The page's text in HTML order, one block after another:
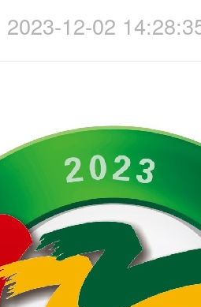
2023-12-02